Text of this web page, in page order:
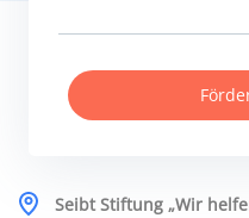
Seibt Stiftung „Wir